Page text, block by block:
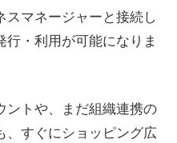
マネージャーと接続し
・利用が可能になりま
ントや、まだ組織連携の
、すぐにショッピング広